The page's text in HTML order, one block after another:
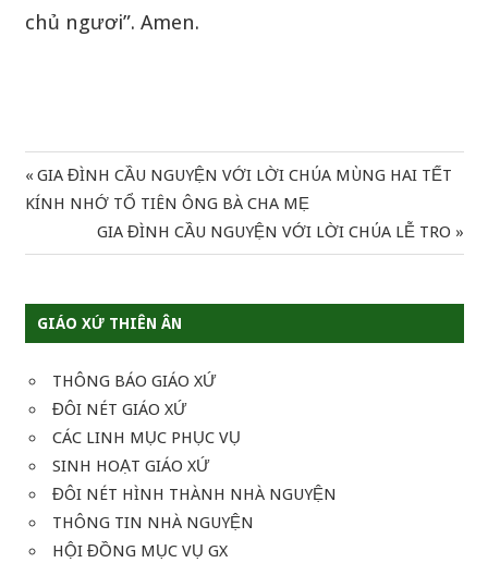
GIÁO XỨ THIÊN ÂN
THÔNG BÁO GIÁO XỨ
ĐÔI NÉT GIÁO XỨ
CÁC LINH MỤC PHỤC VỤ
SINH HOẠT GIÁO XỨ
ĐÔI NÉT HÌNH THÀNH NHÀ NGUYỆN
THÔNG TIN NHÀ NGUYỆN
HỘI ĐỒNG MỤC VỤ GX
chủ ngươi”. Amen.
Điều
hướng
viết
Previous
Post:
GIA ĐÌNH CẦU NGUYỆN VỚI LỜI CHÚA MÙNG HAI TẾT
KÍNH NHỚ TỔ TIÊN ÔNG BÀ CHA MẸ
Next
Post:
GIA ĐÌNH CẦU NGUYỆN VỚI LỜI CHÚA LỄ TRO